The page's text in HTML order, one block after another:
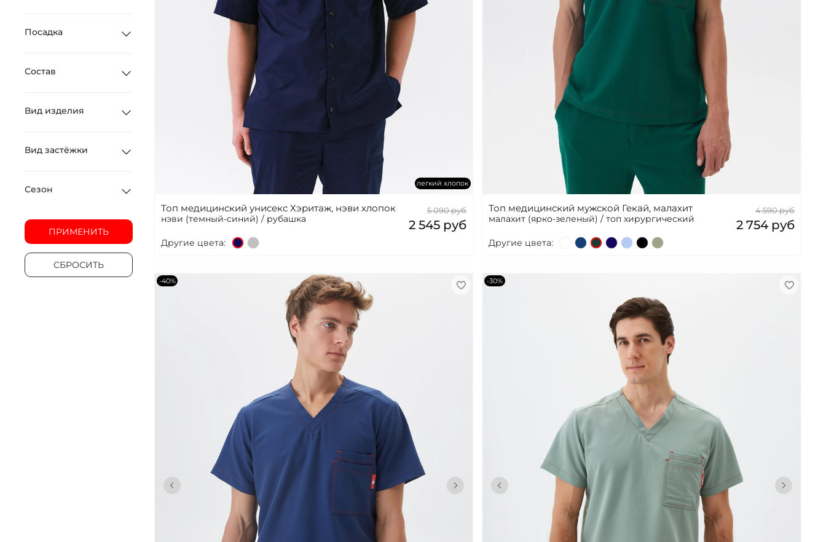
легкий хлопок
Топ медицинский унисекс Хэритаж, нэви хлопок
нэви (темный-синий) / рубашка
5 090 руб
2 545 руб
Другие цвета:
Топ медицинский мужской Гекай, малахит
малахит (ярко-зеленый) / топ хирургический
4 590 руб
2 754 руб
Другие цвета:
-40% -30%
Посадка
Состав
Вид изделия
Вид застёжки
Сезон
ПРИМЕНИТЬ
СБРОСИТЬ